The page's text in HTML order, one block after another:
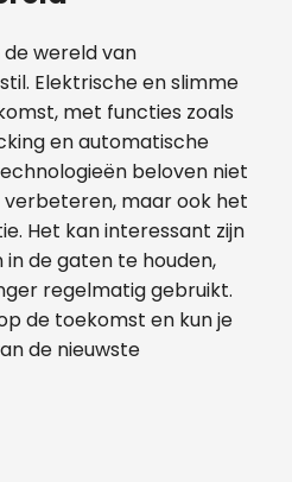
wereld van
Elektrische en slimme
met functies zoals
en automatische
beloven niet
verbeteren, maar ook het
Het kan interessant zijn
de gaten te houden,
regelmatig gebruikt.
de toekomst en kun je
de nieuwste